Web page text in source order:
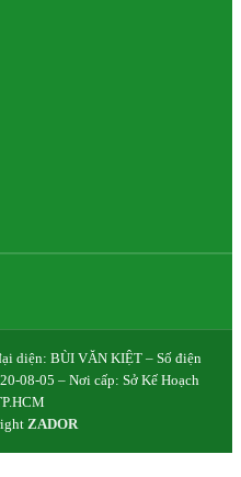
diện: BÙI VĂN KIỆT – Số điện
08-05 – Nơi cấp: Sở Kế Hoạch
ZADOR